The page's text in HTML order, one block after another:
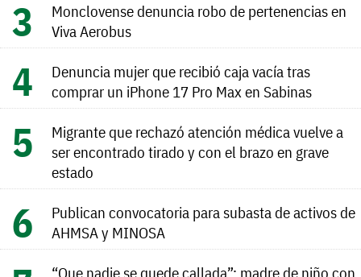
Monclovense denuncia robo de pertenencias en
Viva Aerobus
Denuncia mujer que recibió caja vacía tras
comprar un iPhone 17 Pro Max en Sabinas
Migrante que rechazó atención médica vuelve a
ser encontrado tirado y con el brazo en grave
estado
Publican convocatoria para subasta de activos de
AHMSA y MINOSA
“Que nadie se quede callada”: madre de niño con